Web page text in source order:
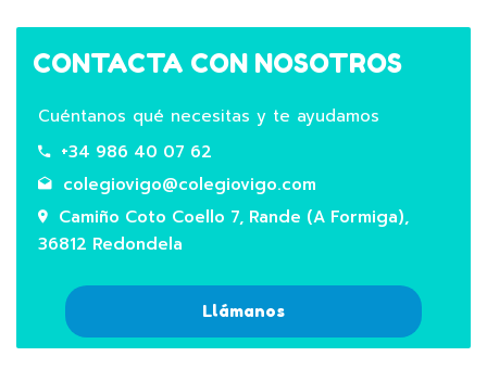
CONTACTA CON NOSOTROS
Cuéntanos qué necesitas y te ayudamos
+34 986 40 07 62
colegiovigo@colegiovigo.com
Camiño Coto Coello 7, Rande (A Formiga),
36812 Redondela
Llámanos